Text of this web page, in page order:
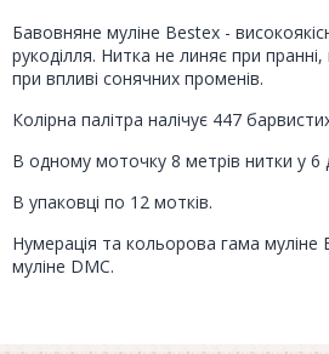
Бавовняне муліне Bestex -
рукоділля. Нитка не линяє при
при впливі сонячних променів.
Колірна палітра налічує 447 барвистих
В одному моточку 8 метрів нитки у 6
В упаковці по 12 мотків.
Нумерація та кольорова гама муліне
муліне DMC.